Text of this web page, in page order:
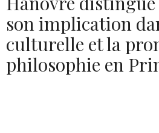
son implication
culturelle et la
philosophie en